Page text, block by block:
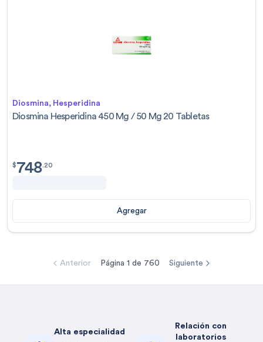
Diosmina, Hesperidina
Diosmina Hesperidina 450 Mg / 50 Mg 20 Tabletas
$748.20
$748.20
Agregar
Anterior Página 1 de 760 Siguiente
Alta especialidad
Relación con
laboratorios